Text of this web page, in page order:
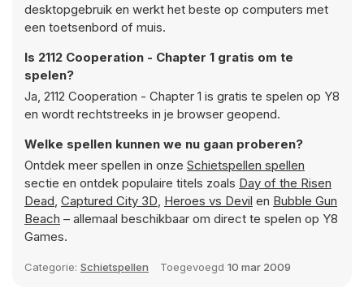
desktopgebruik en werkt het beste op computers met
een toetsenbord of muis.
Is 2112 Cooperation - Chapter 1 gratis om te
spelen?
Ja, 2112 Cooperation - Chapter 1 is gratis te spelen op Y8
en wordt rechtstreeks in je browser geopend.
Welke spellen kunnen we nu gaan proberen?
Ontdek meer spellen in onze Schietspellen spellen
sectie en ontdek populaire titels zoals Day of the Risen
Dead, Captured City 3D, Heroes vs Devil en Bubble Gun
Beach – allemaal beschikbaar om direct te spelen op Y8
Games.
Categorie: Schietspellen Toegevoegd 10 mar 2009